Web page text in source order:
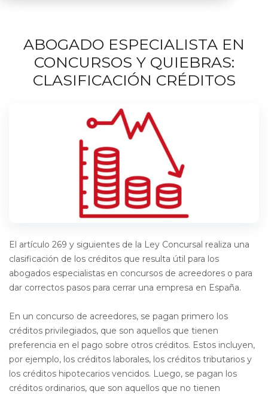
ABOGADO ESPECIALISTA EN
CONCURSOS Y QUIEBRAS:
CLASIFICACIÓN CRÉDITOS
El artículo 269 y siguientes de la Ley Concursal realiza una
clasificación de los créditos que resulta útil para los
abogados especialistas en concursos de acreedores o para
dar correctos pasos para cerrar una empresa en España.
En un concurso de acreedores, se pagan primero los
créditos privilegiados, que son aquellos que tienen
preferencia en el pago sobre otros créditos. Estos incluyen,
por ejemplo, los créditos laborales, los créditos tributarios y
los créditos hipotecarios vencidos. Luego, se pagan los
créditos ordinarios, que son aquellos que no tienen